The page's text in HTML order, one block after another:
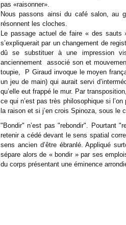
pas «raisonner».
Nous passons ainsi du café salon, au
résonnent les cloches.
Le passage actuel de faire « des
s’expliquerait par un changement de
dû se substituer à une impression
anciennement
associé son et
toupie,
P Giraud invoque le moyen
un jeu de main) qui aurait servi
qu’elle eut frappé le mur. Par
ce qui n’est pas très philosophique si
la raison et si j’en crois Spinoza, sous le
"Bondir" n’est pas "rebondir". Pourtant
retenir a cédé devant le sens spatial
sens ancien d’être ébranlé. Appliqué
sépare alors de « bondir » par ses
du corps présentant une éminence